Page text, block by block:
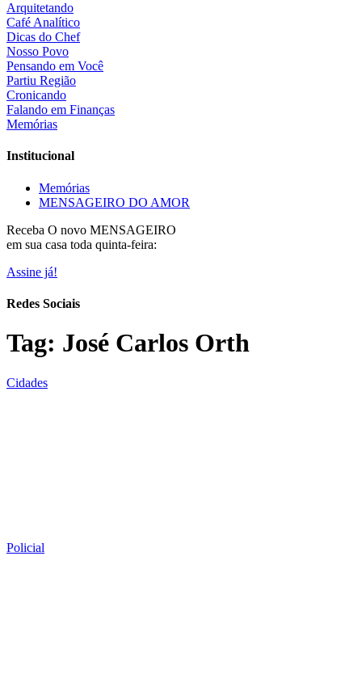
Arquitetando
Café Analítico
Dicas do Chef
Nosso Povo
Pensando em Você
Partiu Região
Cronicando
Falando em Finanças
Memórias
Institucional
Memórias
MENSAGEIRO DO AMOR
Receba O novo MENSAGEIRO
em sua casa toda quinta-feira:
Assine já!
Redes Sociais
Tag: José Carlos Orth
Cidades
Policial